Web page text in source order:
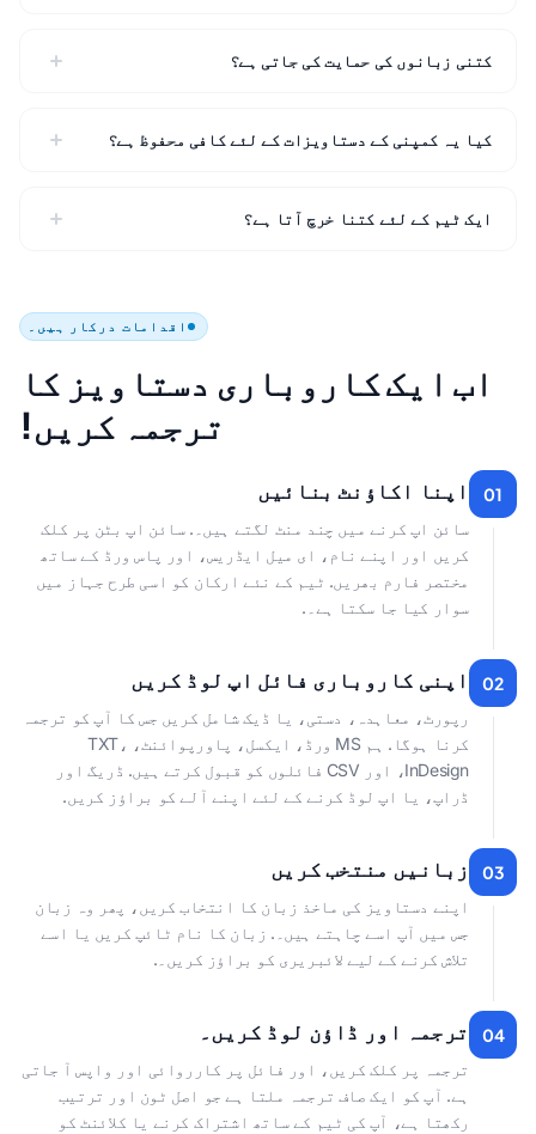
کتنی زبانوں کی حمایت کی جاتی ہے؟
کیا یہ کمپنی کے دستاویزات کے لئے کافی محفوظ ہے؟
ایک ٹیم کے لئے کتنا خرچ آتا ہے؟
اقدامات درکار ہیں۔
اب ایک کاروباری دستاویز کا
ترجمہ کریں!
01 اپنا اکاؤنٹ بنائیں
سائن اپ کرنے میں چند منٹ لگتے ہیں۔. سائن اپ بٹن پر کلک
کریں اور اپنے نام، ای میل ایڈریس، اور پاس ورڈ کے ساتھ
مختصر فارم بھریں. ٹیم کے نئے ارکان کو اسی طرح جہاز میں
سوار کیا جا سکتا ہے۔.
02 اپنی کاروباری فائل اپ لوڈ کریں
رپورٹ، معاہدہ، دستی، یا ڈیک شامل کریں جس کا آپ کو ترجمہ
کرنا ہوگا. ہم MS ورڈ، ایکسل، پاورپوائنٹ، TXT،
InDesign، اور CSV فائلوں کو قبول کرتے ہیں. ڈریگ اور
ڈراپ، یا اپ لوڈ کرنے کے لئے اپنے آلے کو براؤز کریں.
03 زبانیں منتخب کریں
اپنے دستاویز کی ماخذ زبان کا انتخاب کریں، پھر وہ زبان
جس میں آپ اسے چاہتے ہیں۔. زبان کا نام ٹائپ کریں یا اسے
تلاش کرنے کے لیے لائبریری کو براؤز کریں۔.
04 ترجمہ اور ڈاؤن لوڈ کریں۔
ترجمہ پر کلک کریں، اور فائل پر کارروائی اور واپس آ جاتی
ہے. آپ کو ایک صاف ترجمہ ملتا ہے جو اصل ٹون اور ترتیب
رکھتا ہے، آپ کی ٹیم کے ساتھ اشتراک کرنے یا کلائنٹ کو